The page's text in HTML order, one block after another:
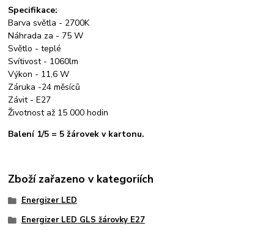
Specifikace:
Barva světla - 2700K
Náhrada za - 75 W
Světlo - teplé
Svítivost - 1060lm
Výkon - 11,6 W
Záruka -24 měsíců
Závit - E27
Životnost až 15 000 hodin
Balení 1/5 = 5 žárovek v kartonu.
Zboží zařazeno v kategoriích
Energizer LED
Energizer LED GLS žárovky E27